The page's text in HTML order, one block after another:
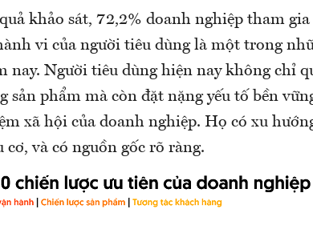
khảo sát, 72,2% doanh nghiệp tham
vi của người tiêu dùng là một trong
nay. Người tiêu dùng hiện nay không chỉ
sản phẩm mà còn đặt nặng yếu tố bền
xã hội của doanh nghiệp. Họ có xu
cơ, và có nguồn gốc rõ ràng.